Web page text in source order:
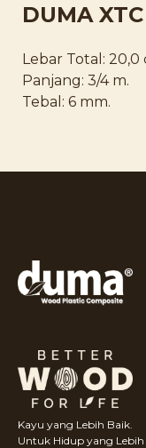
DUMA
Lebar Total: 20,0
Panjang: 3/4 m.
Tebal: 6 mm.
Kayu yang Lebih Baik.
Untuk Hidup yang Lebih